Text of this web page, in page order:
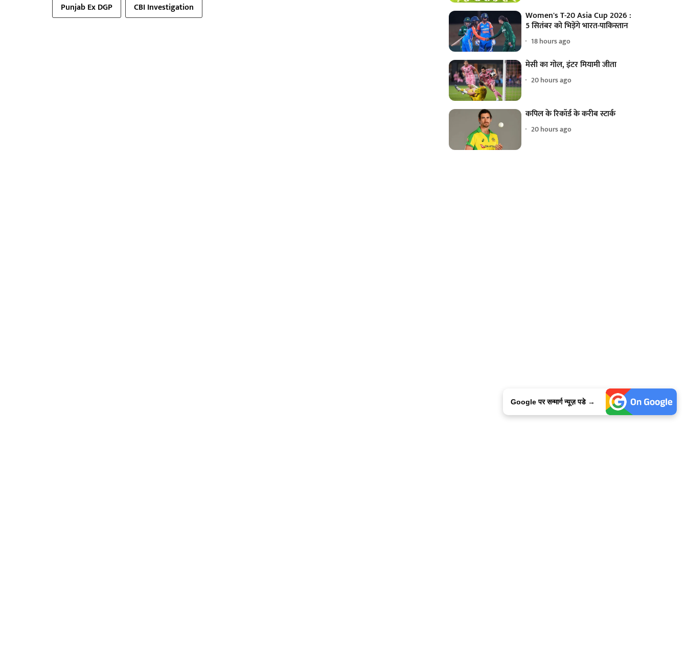
Punjab Ex DGP CBI Investigation
Women's T-20 Asia Cup 2026 :
5 सितंबर को भिड़ेंगे भारत-पाकिस्तान
18 hours ago
मेसी का गोल, इंटर मियामी जीता
20 hours ago
कपिल के रिकॉर्ड के करीब स्टार्क
20 hours ago
Google पर सन्मार्ग न्यूज़ पडे →